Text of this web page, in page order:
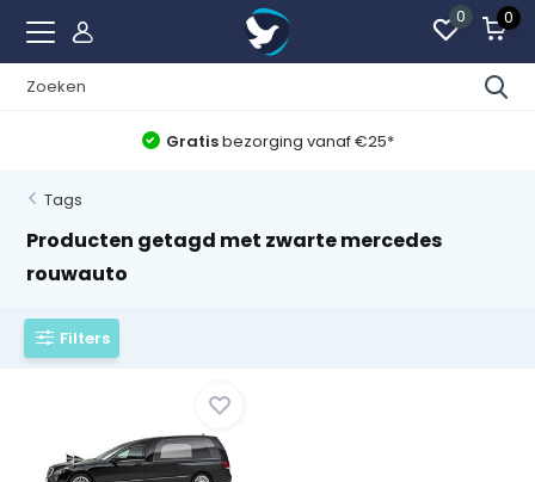
0 0
Gratisbezorging vanaf €25*
Tags
Producten getagd met zwarte mercedes
rouwauto
Filters